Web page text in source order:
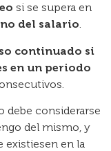
si se supera en
del salario.
continuado si
en un periodo
debe considerarse
del mismo, y
existiesen en la